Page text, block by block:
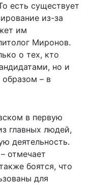
есть существует
из-за
им
Миронов.
о тех, кто
но и
образом – в
в первую
главных людей,
деятельность.
отмечает
боятся, что
для